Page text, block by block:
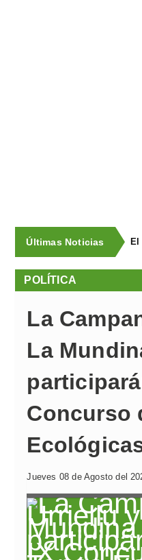
Últimas Noticias
POLÍTICA
La
La
Concurso
Jueves 08 de Agosto del